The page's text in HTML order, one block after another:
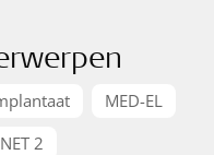
MED-EL
2